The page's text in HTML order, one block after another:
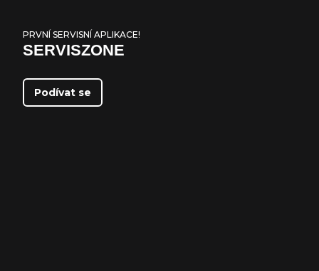
PRVNÍ SERVISNÍ APLIKACE!
SERVISZONE
Podívat se